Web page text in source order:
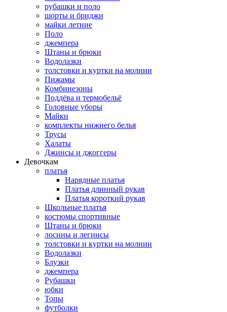
рубашки и поло
шорты и бриджи
майки летние
Поло
джемпера
Штаны и брюки
Водолазки
толстовки и куртки на молнии
Пижамы
Комбинезоны
Поддёва и термобельё
Головные уборы
Майки
комплекты нижнего белья
Трусы
Халаты
Джинсы и джоггеры
Девочкам
платья
Нарядные платья
Платья длинный рукав
Платья короткий рукав
Школьные платья
костюмы спортивные
Штаны и брюки
лосины и легинсы
толстовки и куртки на молнии
Водолазки
Блузки
джемпера
Рубашки
юбки
Топы
футболки